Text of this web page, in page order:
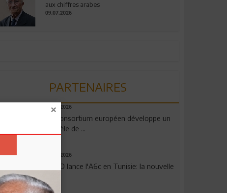
aux chiffres arabes
09.07.2026
PARTENAIRES
06.08.2026
Un consortium européen développe un
modèle de ...
04.08.2026
OPPO lance l'A6c en Tunisie: la nouvelle